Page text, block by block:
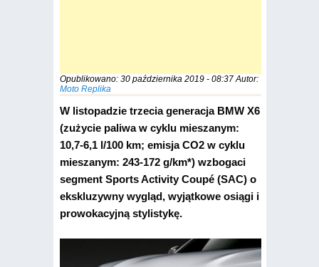
Opublikowano: 30 października 2019 - 08:37Autor:
Moto Replika
W listopadzie trzecia generacja BMW X6
(zużycie paliwa w cyklu mieszanym:
10,7-6,1 l/100 km; emisja CO2 w cyklu
mieszanym: 243-172 g/km*) wzbogaci
segment Sports Activity Coupé (SAC) o
ekskluzywny wygląd, wyjąt­kowe osiągi i
prowokacyjną stylistykę.